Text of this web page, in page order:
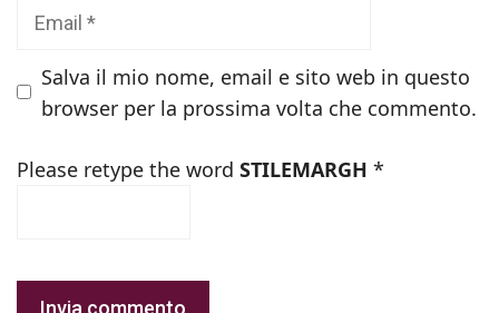
Salva il mio nome, email e sito web in questo
browser per la prossima volta che commento.
Please retype the word STILEMARGH *